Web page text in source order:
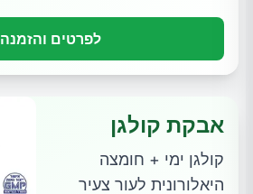
לפרטים והזמנה
אבקת קולגן
קולגן ימי + חומצה
היאלורונית לעור צעיר